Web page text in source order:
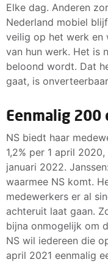
Elke dag. Anderen
Nederland mobiel
veilig op het werk en
van hun werk. Het is
beloond wordt. Dat
gaat, is
Eenmalig 200
NS biedt haar
1,2% per 1 april 2020,
januari 2022.
waarmee NS komt.
medewerkers er al
achteruit laat gaan.
bijna onmogelijk om
NS wil iedereen die
april 2021 eenmalig